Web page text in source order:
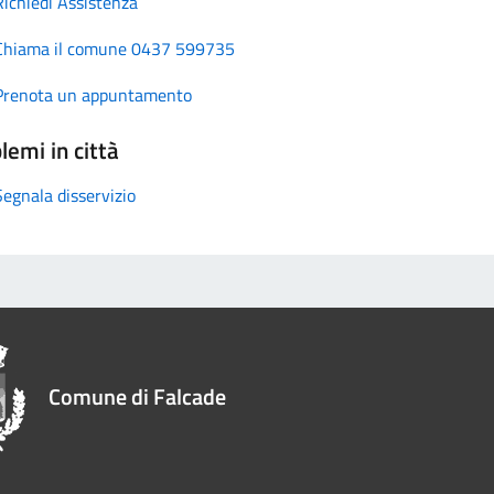
il comune 0437 599735
un appuntamento
in città
disservizio
Comune di Falcade